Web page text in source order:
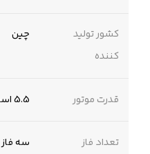
کشور تولید
کننده
چین
قدرت موتور 5.5 اسب بخار
تعداد فاز سه فاز